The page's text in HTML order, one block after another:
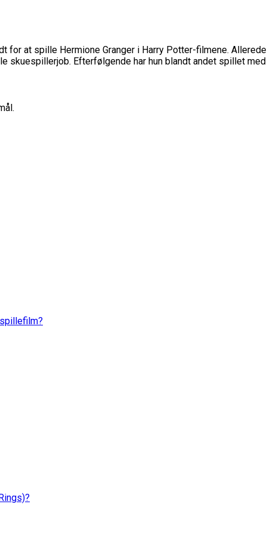
at spille Hermione Granger i Harry Potter-filmene.
Efterfølgende har hun blandt andet spillet